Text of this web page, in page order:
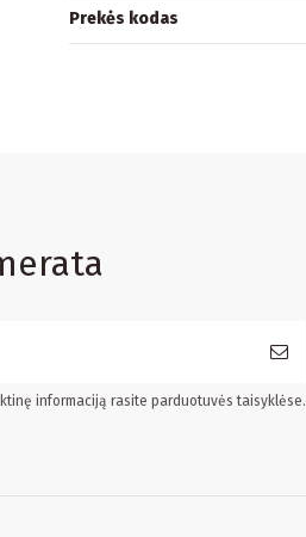
Prekės kodas
informaciją rasite parduotuvės taisyklėse.